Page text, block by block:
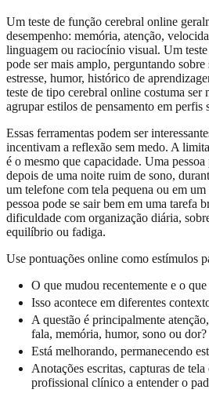
Um teste de função cerebral online
desempenho: memória, atenção,
linguagem ou raciocínio visual. Um
pode ser mais amplo, perguntando
estresse, humor, histórico de
teste de tipo cerebral online costuma ser
agrupar estilos de pensamento em perfis
Essas ferramentas podem ser
incentivam a reflexão sem medo. A
é o mesmo que capacidade. Uma
depois de uma noite ruim de sono,
um telefone com tela pequena ou em
pessoa pode se sair bem em uma tarefa
dificuldade com organização diária,
equilíbrio ou fadiga.
Use pontuações online como estímulos
O que mudou recentemente e o
Isso acontece em diferentes
A questão é principalmente
fala, memória, humor, sono ou dor?
Está melhorando, permanecendo
Anotações escritas, capturas de
profissional clínico a entender o